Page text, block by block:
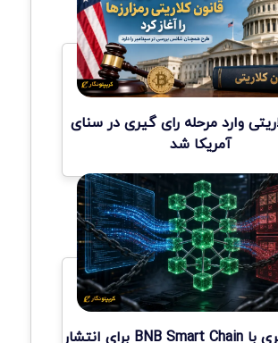
وارد مرحله رای گیری در سنای
آمریکا شد
حمله سایبری با BNB Smart Chain برای انتشار